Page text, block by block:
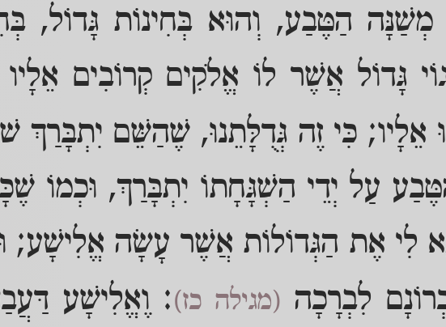
הַטֶּבַע, וְהוּא בְּחִינוֹת גָּדוֹל,
גָּדוֹל אֲשֶׁר לוֹ אֱלֹקִים קְרוֹבִים
אֵלָיו; כִּי זֶה גְּדֻלָּתֵנוּ, שֶׁהַשֵּׁם יִתְבָּרַךְ
עַל יְדֵי הַשְׁגָּחָתוֹ יִתְבָּרַךְ, וּכְמוֹ
לִי אֶת הַגְּדוֹלוֹת אֲשֶׁר עָשָׂה אֱלִישָׁע;
לִבְרָכָה (מגילה כז): וֶאֱלִישָׁע